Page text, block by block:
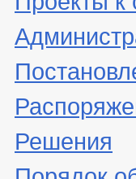
Решения